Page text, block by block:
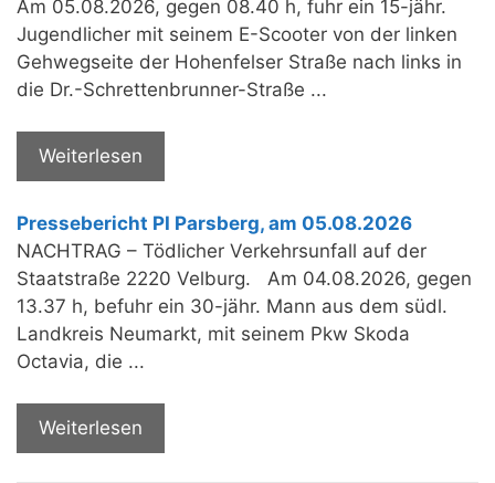
Am 05.08.2026, gegen 08.40 h, fuhr ein 15-jähr.
Jugendlicher mit seinem E-Scooter von der linken
Gehwegseite der Hohenfelser Straße nach links in
die Dr.-Schrettenbrunner-Straße ...
Weiterlesen
Pressebericht PI Parsberg, am 05.08.2026
NACHTRAG – Tödlicher Verkehrsunfall auf der
Staatstraße 2220 Velburg. Am 04.08.2026, gegen
13.37 h, befuhr ein 30-jähr. Mann aus dem südl.
Landkreis Neumarkt, mit seinem Pkw Skoda
Octavia, die ...
Weiterlesen